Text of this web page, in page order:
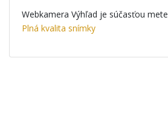
Webkamera Výhľad je súčasťou
Plná kvalita snímky